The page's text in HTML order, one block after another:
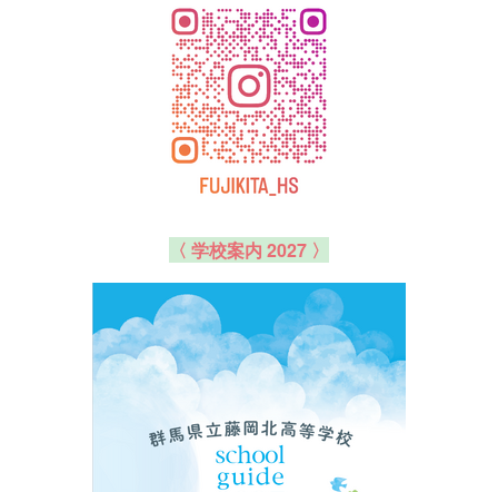
〈 学校案内 2027 〉